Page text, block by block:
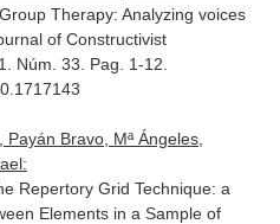
Therapy: Analyzing voices
of Constructivist
Núm. 33. Pag. 1-12.
Bravo, Mª Ángeles,
Repertory Grid Technique: a
Elements in a Sample of